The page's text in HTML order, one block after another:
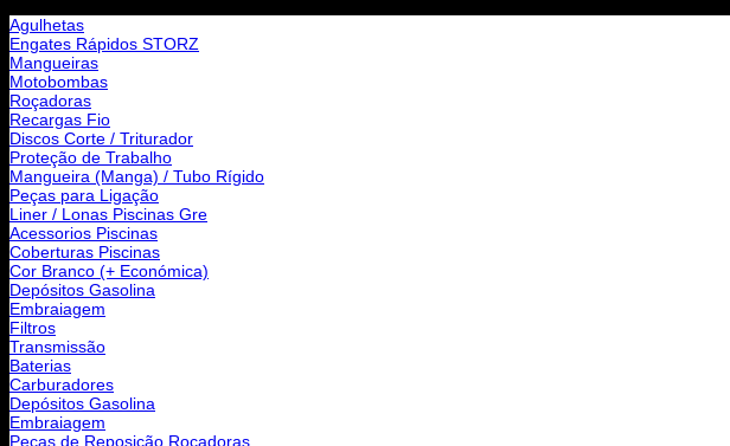
Agulhetas
Engates Rápidos STORZ
Mangueiras
Motobombas
Roçadoras
Recargas Fio
Discos Corte / Triturador
Proteção de Trabalho
Mangueira (Manga) / Tubo Rígido
Peças para Ligação
Liner / Lonas Piscinas Gre
Acessorios Piscinas
Coberturas Piscinas
Cor Branco (+ Económica)
Depósitos Gasolina
Embraiagem
Filtros
Transmissão
Baterias
Carburadores
Depósitos Gasolina
Embraiagem
Peças de Reposição Roçadoras